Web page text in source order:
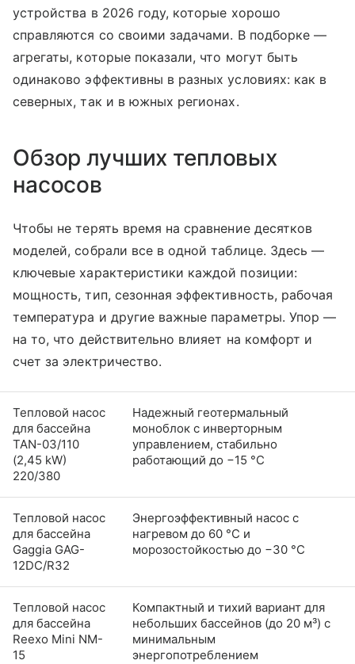
устройства в 2026 году, которые хорошо
справляются со своими задачами. В подборке —
агрегаты, которые показали, что могут быть
одинаково эффективны в разных условиях: как в
северных, так и в южных регионах.
Обзор лучших тепловых
насосов
Чтобы не терять время на сравнение десятков
моделей, собрали все в одной таблице. Здесь —
ключевые характеристики каждой позиции:
мощность, тип, сезонная эффективность, рабочая
температура и другие важные параметры. Упор —
на то, что действительно влияет на комфорт и
счет за электричество.
Тепловой насос
для бассейна
TAN-03/110
(2,45 kW)
220/380
Надежный геотермальный
моноблок с инверторным
управлением, стабильно
работающий до −15 °C
Тепловой насос
для бассейна
Gaggia GAG-
12DC/R32
Энергоэффективный насос с
нагревом до 60 °C и
морозостойкостью до −30 °C
Тепловой насос
для бассейна
Reexo Mini NM-
15
Компактный и тихий вариант для
небольших бассейнов (до 20 м³) с
минимальным
энергопотреблением